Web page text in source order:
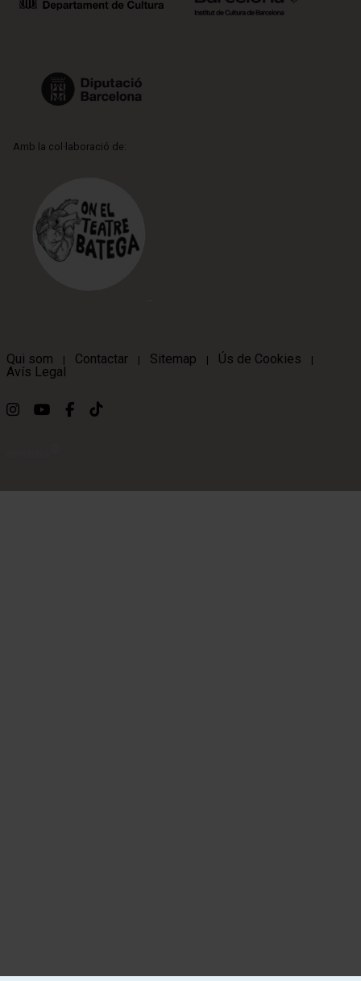
Amb la col·laboració de:
Qui som | Contactar | Sitemap | Ús de Cookies |
Avís Legal
Link a instagram
Link a youtube
Link a facebook
Link a ticktok